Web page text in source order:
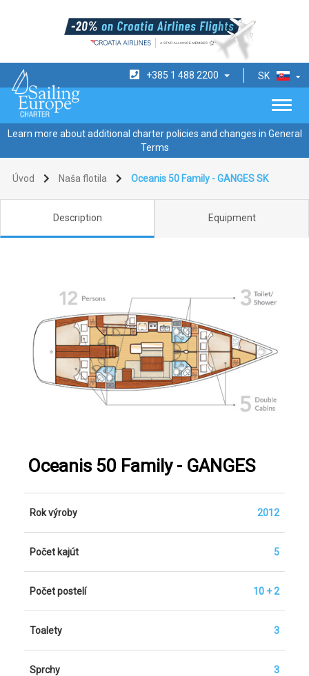
SK
+385 1 488 2200
Learn more about additional charter policies and changes in General
Terms
Úvod Naša flotila Oceanis 50 Family - GANGES SK
Description Equipment
Oceanis 50 Family - GANGES
Rok výroby 2012
Počet kajút 5
Počet postelí 10 + 2
Toalety 3
Sprchy 3